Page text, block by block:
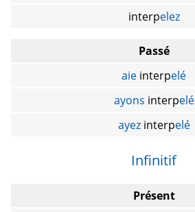
interpelez
Passé
aie interpelé
ayons interpelé
ayezinterpelé
Infinitif
Présent